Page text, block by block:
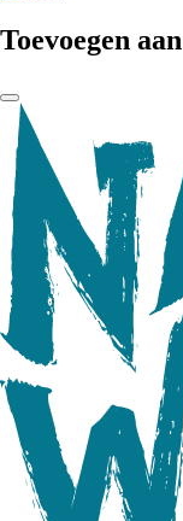
Toevoegen